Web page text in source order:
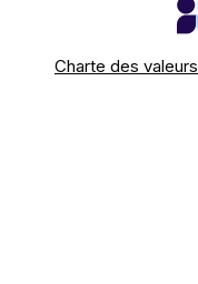
Charte des valeurs